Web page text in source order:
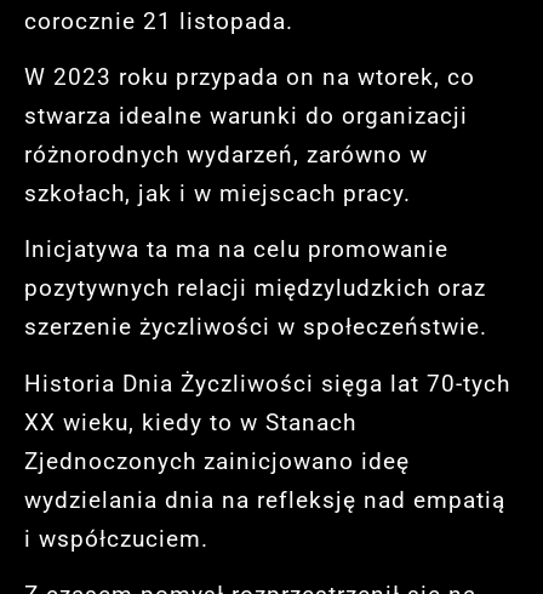
corocznie 21 listopada.
W 2023 roku przypada on na wtorek, co
stwarza idealne warunki do organizacji
różnorodnych wydarzeń, zarówno w
szkołach, jak i w miejscach pracy.
Inicjatywa ta ma na celu promowanie
pozytywnych relacji międzyludzkich oraz
szerzenie życzliwości w społeczeństwie.
Historia Dnia Życzliwości sięga lat 70-tych
XX wieku, kiedy to w Stanach
Zjednoczonych zainicjowano ideę
wydzielania dnia na refleksję nad empatią
i współczuciem.